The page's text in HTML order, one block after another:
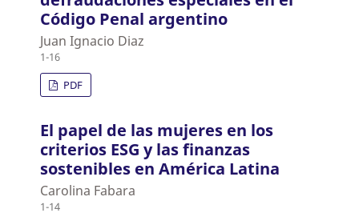
Código Penal argentino
Juan Ignacio Diaz
1-16
PDF
El papel de las mujeres en los
criterios ESG y las finanzas
sostenibles en América Latina
Carolina Fabara
1-14